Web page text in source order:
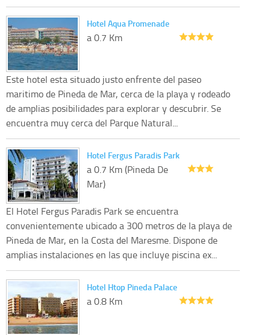
Hotel Aqua Promenade
a 0.7 Km
Este hotel esta situado justo enfrente del paseo
maritimo de Pineda de Mar, cerca de la playa y rodeado
de amplias posibilidades para explorar y descubrir. Se
encuentra muy cerca del Parque Natural...
Hotel Fergus Paradis Park
a 0.7 Km (Pineda De
Mar)
El Hotel Fergus Paradis Park se encuentra
convenientemente ubicado a 300 metros de la playa de
Pineda de Mar, en la Costa del Maresme. Dispone de
amplias instalaciones en las que incluye piscina ex...
Hotel Htop Pineda Palace
a 0.8 Km